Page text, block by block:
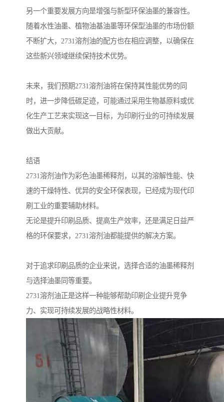
另一个重要发展方向是增强与新型环保油墨的兼容性。
随着水性油墨、植物油基油墨等环保型油墨的市场份额
不断扩大，2731溶剂油的配方也在相应调整，以确保在
这些新兴领域继续保持技术优势。
未来，我们预期2731溶剂油将在保持其性能优势的同
时，进一步降低碳足迹，可能通过采用生物基原料或优
化生产工艺来实现这一目标，为印刷行业的可持续发展
做出大贡献。
结语
2731溶剂油作为彩色油墨稀释剂，以其的溶解性能、快
速的干燥特性、优异的安全环保表现，已经成为现代印
刷工业的重要辅助材料。
无论是提升印刷品质、提高生产效率，还是满足日益严
格的环保要求，2731溶剂油都能提供的解决方案。
对于追求印刷品质的企业来说，选择合适的油墨稀释剂
与选择油墨同等重要。
2731溶剂油正是这样一种能够帮助印刷企业提升竞争
力、实现可持续发展的战略性材料。